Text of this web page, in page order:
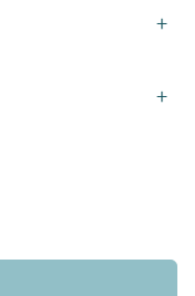
+
+